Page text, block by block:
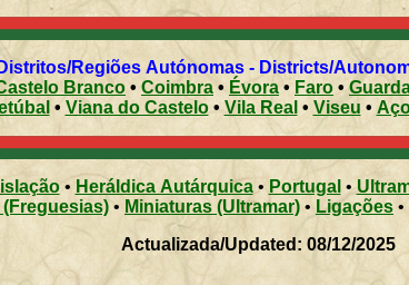
Distritos/Regiões Autónomas - Districts/
Branco • Coimbra• Évora• Faro •
• Viana do Castelo•Vila Real • Viseu •
• Heráldica Autárquica• Portugal •
• Miniaturas (Ultramar) • Ligações •
Actualizada/Updated: 08/12/2025